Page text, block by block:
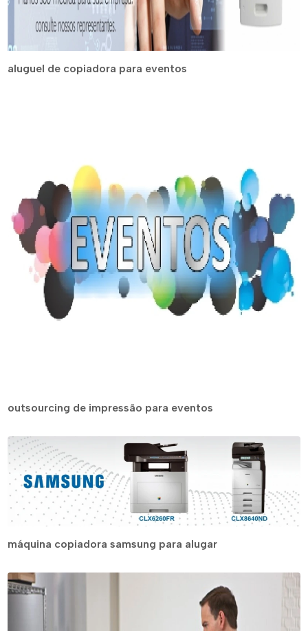
aluguel de copiadora para eventos
outsourcing de impressão para eventos
máquina copiadora samsung para alugar